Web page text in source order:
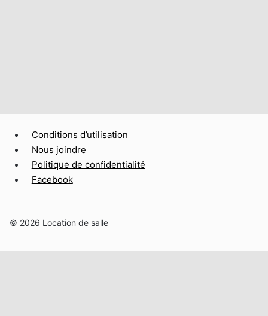
Conditions d’utilisation
Nous joindre
Politique de confidentialité
Facebook
© 2026 Location de salle